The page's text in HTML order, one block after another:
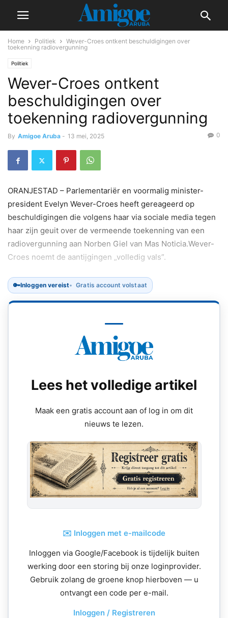
Home Politiek
Wever-Croes ontkent beschuldigingen over
toekenning radiovergunning
Politiek
Wever-Croes ontkent
beschuldigingen over
toekenning radiovergunning
By Amigoe Aruba - 13 mei, 2025 0
ORANJESTAD – Parlementariër en voormalig minister-
president Evelyn Wever-Croes heeft gereageerd op
beschuldigingen die volgens haar via sociale media tegen
haar zijn geuit over de vermeende toekenning van een
radiovergunning aan Norben Giel van Mas Noticia.Wever-
Croes noemt de aantijgingen „volledig vals”.
🔑Inloggen vereist Gratis account volstaat
Lees het volledige artikel
Maak een gratis account aan of log in om dit
nieuws te lezen.
✉️ Inloggen met e-mailcode
Inloggen via Google/Facebook is tijdelijk buiten
werking door een storing bij onze loginprovider.
Gebruik zolang de groene knop hierboven — u
ontvangt een code per e-mail.
Inloggen / Registreren